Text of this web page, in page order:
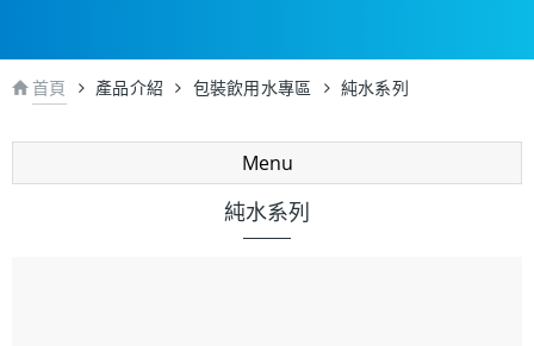
首頁 產品介紹 包裝飲用水專區 純水系列
Menu
純水系列